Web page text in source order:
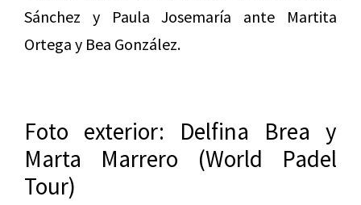
Sánchez y Paula Josemaría ante Martita
Ortega y Bea González.
Foto exterior: Delfina Brea y
Marta Marrero (World Padel
Tour)